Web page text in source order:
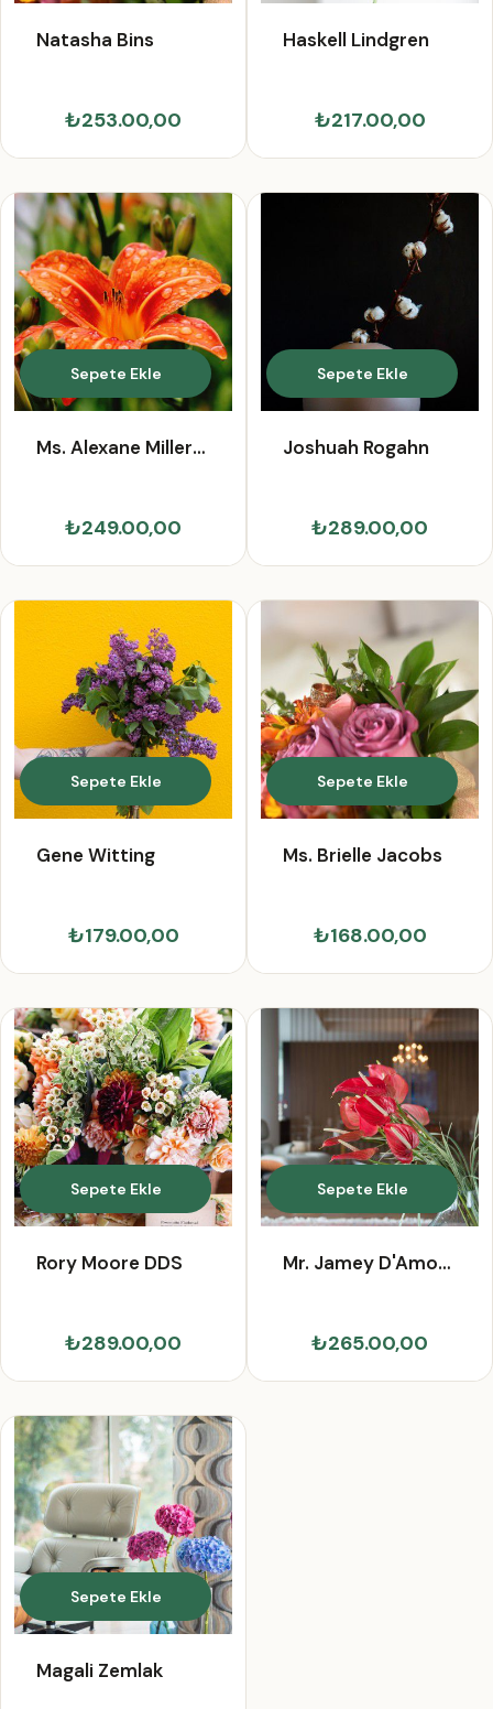
Natasha Bins
₺253.00,00
Haskell Lindgren
₺217.00,00
Sepete Ekle
Ms. Alexane Miller
₺249.00,00
Sepete Ekle
Joshuah Rogahn
₺289.00,00
Sepete Ekle
Gene Witting
₺179.00,00
Sepete Ekle
Ms. Brielle Jacobs
₺168.00,00
Sepete Ekle
Rory Moore DDS
₺289.00,00
Sepete Ekle
Mr. Jamey D'Amore
₺265.00,00
Sepete Ekle
Magali Zemlak